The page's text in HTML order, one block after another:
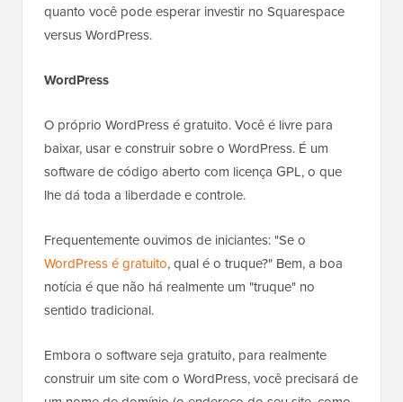
quanto você pode esperar investir no Squarespace
versus WordPress.
WordPress
O próprio WordPress é gratuito. Você é livre para
baixar, usar e construir sobre o WordPress. É um
software de código aberto com licença GPL, o que
lhe dá toda a liberdade e controle.
Frequentemente ouvimos de iniciantes: "Se o
WordPress é gratuito, qual é o truque?" Bem, a boa
notícia é que não há realmente um "truque" no
sentido tradicional.
Embora o software seja gratuito, para realmente
construir um site com o WordPress, você precisará de